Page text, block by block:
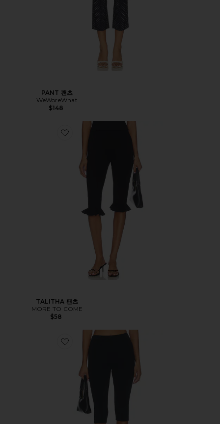
PANT 팬츠
WeWoreWhat
$148
TALITHA 팬츠
MORE TO COME
$58